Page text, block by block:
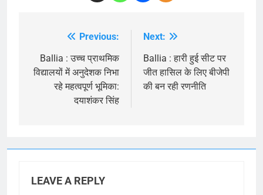
navigation
Previous:
Ballia : उच्च प्राथमिक
विद्यालयों में अनुदेशक निभा
रहे महत्वपूर्ण भूमिका:
दयाशंकर सिंह
Next:
Ballia : हारी हुई सीट पर
जीत हासिल के लिए बीजेपी
की बन रही रणनीति
LEAVE A REPLY